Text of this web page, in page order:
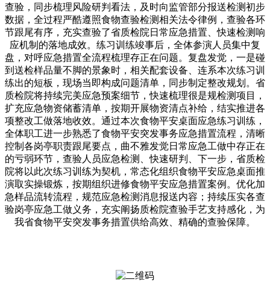
查验，同步梳理风险研判看法，及时向监管部分报送检测初步
数据，全过程严酷遵照食物查验检测相关法令律例，查验各环
节跟尾有序，充实查验了省质检院日常应急措置、快速检测响
应机制的落地成效。练习训练竣事后，全体参演人员集中复
盘，对呼应急措置全流程梳理存正在问题。复盘发觉，一是碰
到送检样品量不脚的景象时，相关配套设备、连系本次练习训
练出的短板，现场当即构成问题清单，同步制定整改规划。省
质检院将持续完美应急预案细节，快速梳理很是规检测项目，
扩充应急物资储蓄清单，按期开展物资清点补给，结实推进各
项整改工做落地收效。通过本次食物平安桌面应急练习训练，
全体职工进一步熟悉了食物平安突发事务应急措置流程，清晰
控制各岗亭职责跟尾要点，曲不雅发觉日常应急工做中存正在
的亏弱环节，查验人员应急检测、快速研判、下一步，省质检
院将以此次练习训练为契机，常态化组织食物平安应急桌面推
演取实操锻炼，按期组织进修食物平安应急措置案例。优化加
急样品流转流程，规范应急检测消息报送内容；持续压实各查
验岗亭应急工做义务，充实阐扬质检院查验手艺支持感化，为
我省食物平安突发事务措置供给高效、精确的查验保障。